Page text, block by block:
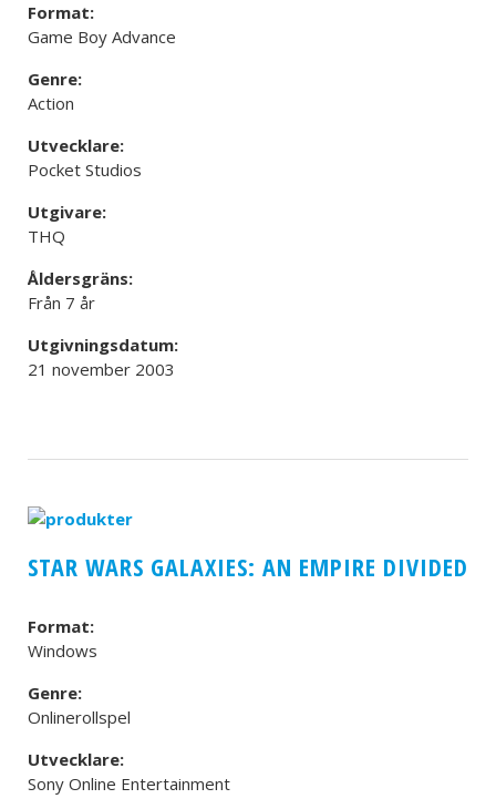
Format:
Game Boy Advance
Genre:
Action
Utvecklare:
Pocket Studios
Utgivare:
THQ
Åldersgräns:
Från 7 år
Utgivningsdatum:
21 november 2003
STAR WARS GALAXIES: AN EMPIRE DIVIDED
Format:
Windows
Genre:
Onlinerollspel
Utvecklare:
Sony Online Entertainment